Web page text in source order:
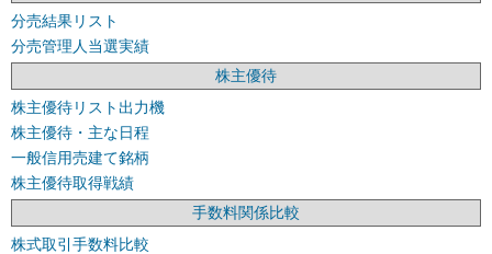
分売結果リスト
分売管理人当選実績
株主優待
株主優待リスト出力機
株主優待・主な日程
一般信用売建て銘柄
株主優待取得戦績
手数料関係比較
株式取引手数料比較